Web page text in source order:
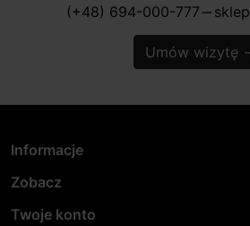
(+48) 694-000-777 horizontal_rule
Umów wizytę
Informacje
Zobacz
Twoje konto